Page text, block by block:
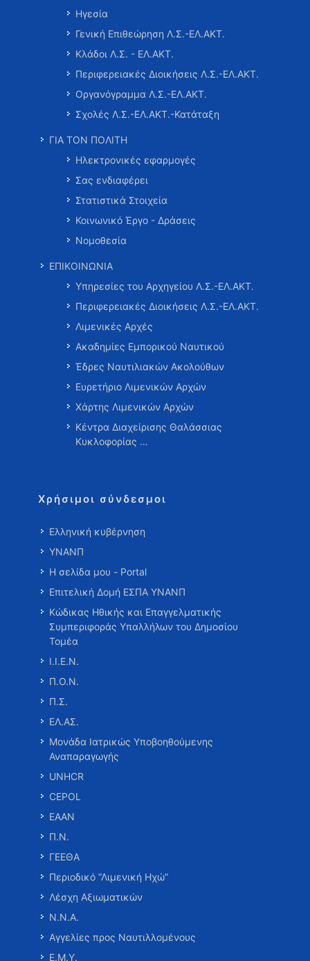
Ηγεσία
Γενική Επιθεώρηση Λ.Σ.-ΕΛ.ΑΚΤ.
Κλάδοι Λ.Σ. - ΕΛ.ΑΚΤ.
Περιφερειακές Διοικήσεις Λ.Σ.-ΕΛ.ΑΚΤ.
Οργανόγραμμα Λ.Σ.-ΕΛ.ΑΚΤ.
Σχολές Λ.Σ.-ΕΛ.ΑΚΤ.-Κατάταξη
ΓΙΑ ΤΟΝ ΠΟΛΙΤΗ
Ηλεκτρονικές εφαρμογές
Σας ενδιαφέρει
Στατιστικά Στοιχεία
Κοινωνικό Έργο - Δράσεις
Νομοθεσία
ΕΠΙΚΟΙΝΩΝΙΑ
Υπηρεσίες του Αρχηγείου Λ.Σ.-ΕΛ.ΑΚΤ.
Περιφερειακές Διοικήσεις Λ.Σ.-ΕΛ.ΑΚΤ.
Λιμενικές Αρχές
Ακαδημίες Εμπορικού Ναυτικού
Έδρες Ναυτιλιακών Ακολούθων
Ευρετήριο Λιμενικών Αρχών
Χάρτης Λιμενικών Αρχών
Κέντρα Διαχείρισης Θαλάσσιας
Κυκλοφορίας …
Χρήσιμοι σύνδεσμοι
Ελληνική κυβέρνηση
ΥΝΑΝΠ
Η σελίδα μου - Portal
Επιτελική Δομή ΕΣΠΑ ΥΝΑΝΠ
Κώδικας Ηθικής και Επαγγελματικής
Συμπεριφοράς Υπαλλήλων του Δημοσίου
Τομέα
Ι.Ι.Ε.Ν.
Π.Ο.Ν.
Π.Σ.
ΕΛ.ΑΣ.
Μονάδα Ιατρικώς Υποβοηθούμενης
Αναπαραγωγής
UNHCR
CEPOL
ΕΑΑΝ
Π.Ν.
ΓΕΕΘΑ
Περιοδικό “Λιμενική Ηχώ”
Λέσχη Αξιωματικών
Ν.Ν.Α.
Αγγελίες προς Ναυτιλλομένους
Ε.Μ.Υ.